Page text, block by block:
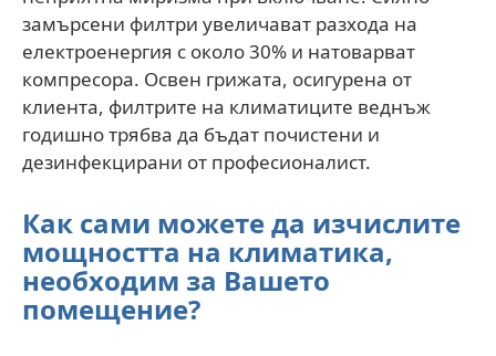
замърсени филтри увеличават разхода на
електроенергия с около 30% и натоварват
компресора. Освен грижата, осигурена от
клиента, филтрите на климатиците веднъж
годишно трябва да бъдат почистени и
дезинфекцирани от професионалист.
Как сами можете да изчислите
мощността на климатика,
необходим за Вашето
помещение?